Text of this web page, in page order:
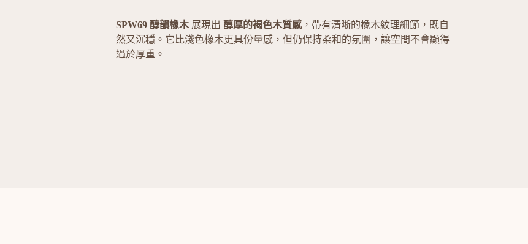
SPW69 醇韻橡木展現出 醇厚的褐色木質感，帶有清晰的橡木紋理細節，既自
然又沉穩。它比淺色橡木更具份量感，但仍保持柔和的氛圍，讓空間不會顯得
過於厚重。